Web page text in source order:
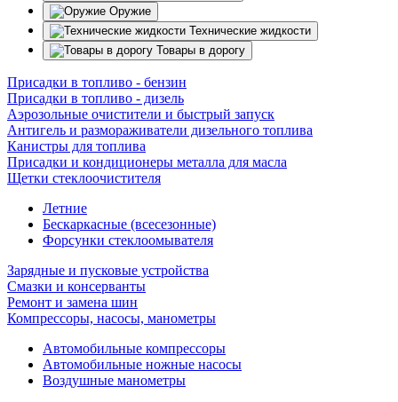
Оружие
Технические жидкости
Товары в дорогу
Присадки в топливо - бензин
Присадки в топливо - дизель
Аэрозольные очистители и быстрый запуск
Антигель и размораживатели дизельного топлива
Канистры для топлива
Присадки и кондиционеры металла для масла
Щетки стеклоочистителя
Летние
Бескаркасные (всесезонные)
Форсунки стеклоомывателя
Зарядные и пусковые устройства
Смазки и консерванты
Ремонт и замена шин
Компрессоры, насосы, манометры
Автомобильные компрессоры
Автомобильные ножные насосы
Воздушные манометры